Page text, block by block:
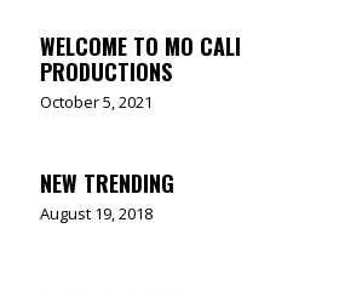
WELCOME TO MO CALI
PRODUCTIONS
October 5, 2021
NEW TRENDING
August 19, 2018